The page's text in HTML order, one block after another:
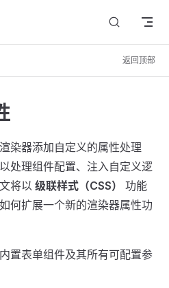
返回顶部
染器添加自定义的属性处理
处理组件配置、注入自定义逻
将以 级联样式（CSS）
功能
何扩展一个新的渲染器属性功
置表单组件及其所有可配置参